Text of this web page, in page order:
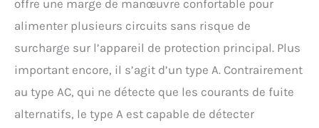
offre une marge de manœuvre confortable pour
alimenter plusieurs circuits sans risque de
surcharge sur l’appareil de protection principal. Plus
important encore, il s’agit d’un type A. Contrairement
au type AC, qui ne détecte que les courants de fuite
alternatifs, le type A est capable de détecter